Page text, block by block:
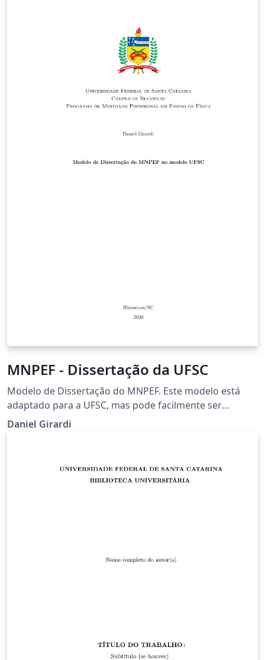
MNPEF - Dissertação da UFSC
Modelo de Dissertação do MNPEF. Este modelo está
adaptado para a UFSC, mas pode facilmente ser
modificado para atender a outras universidades.
Daniel Girardi